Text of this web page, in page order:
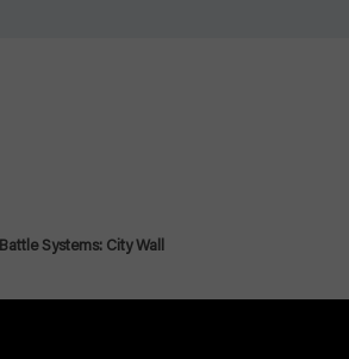
Battle Systems: City Wall